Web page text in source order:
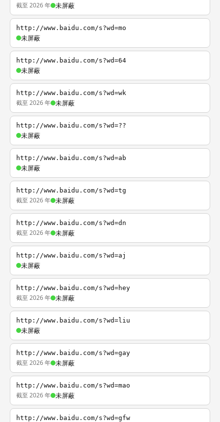
截至 2026 年 未屏蔽
http://www.baidu.com/s?wd=mo
未屏蔽
http://www.baidu.com/s?wd=64
未屏蔽
http://www.baidu.com/s?wd=wk
截至 2026 年 未屏蔽
http://www.baidu.com/s?wd=??
未屏蔽
http://www.baidu.com/s?wd=ab
未屏蔽
http://www.baidu.com/s?wd=tg
截至 2026 年 未屏蔽
http://www.baidu.com/s?wd=dn
截至 2026 年 未屏蔽
http://www.baidu.com/s?wd=aj
未屏蔽
http://www.baidu.com/s?wd=hey
截至 2026 年 未屏蔽
http://www.baidu.com/s?wd=liu
未屏蔽
http://www.baidu.com/s?wd=gay
截至 2026 年 未屏蔽
http://www.baidu.com/s?wd=mao
截至 2026 年 未屏蔽
http://www.baidu.com/s?wd=gfw